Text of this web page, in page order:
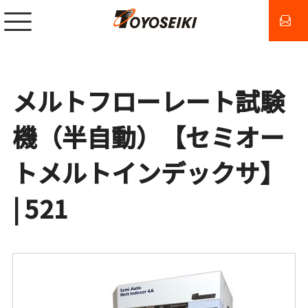
メルトフローレート試験
機（半自動）【セミオー
トメルトインデックサ】
| 521